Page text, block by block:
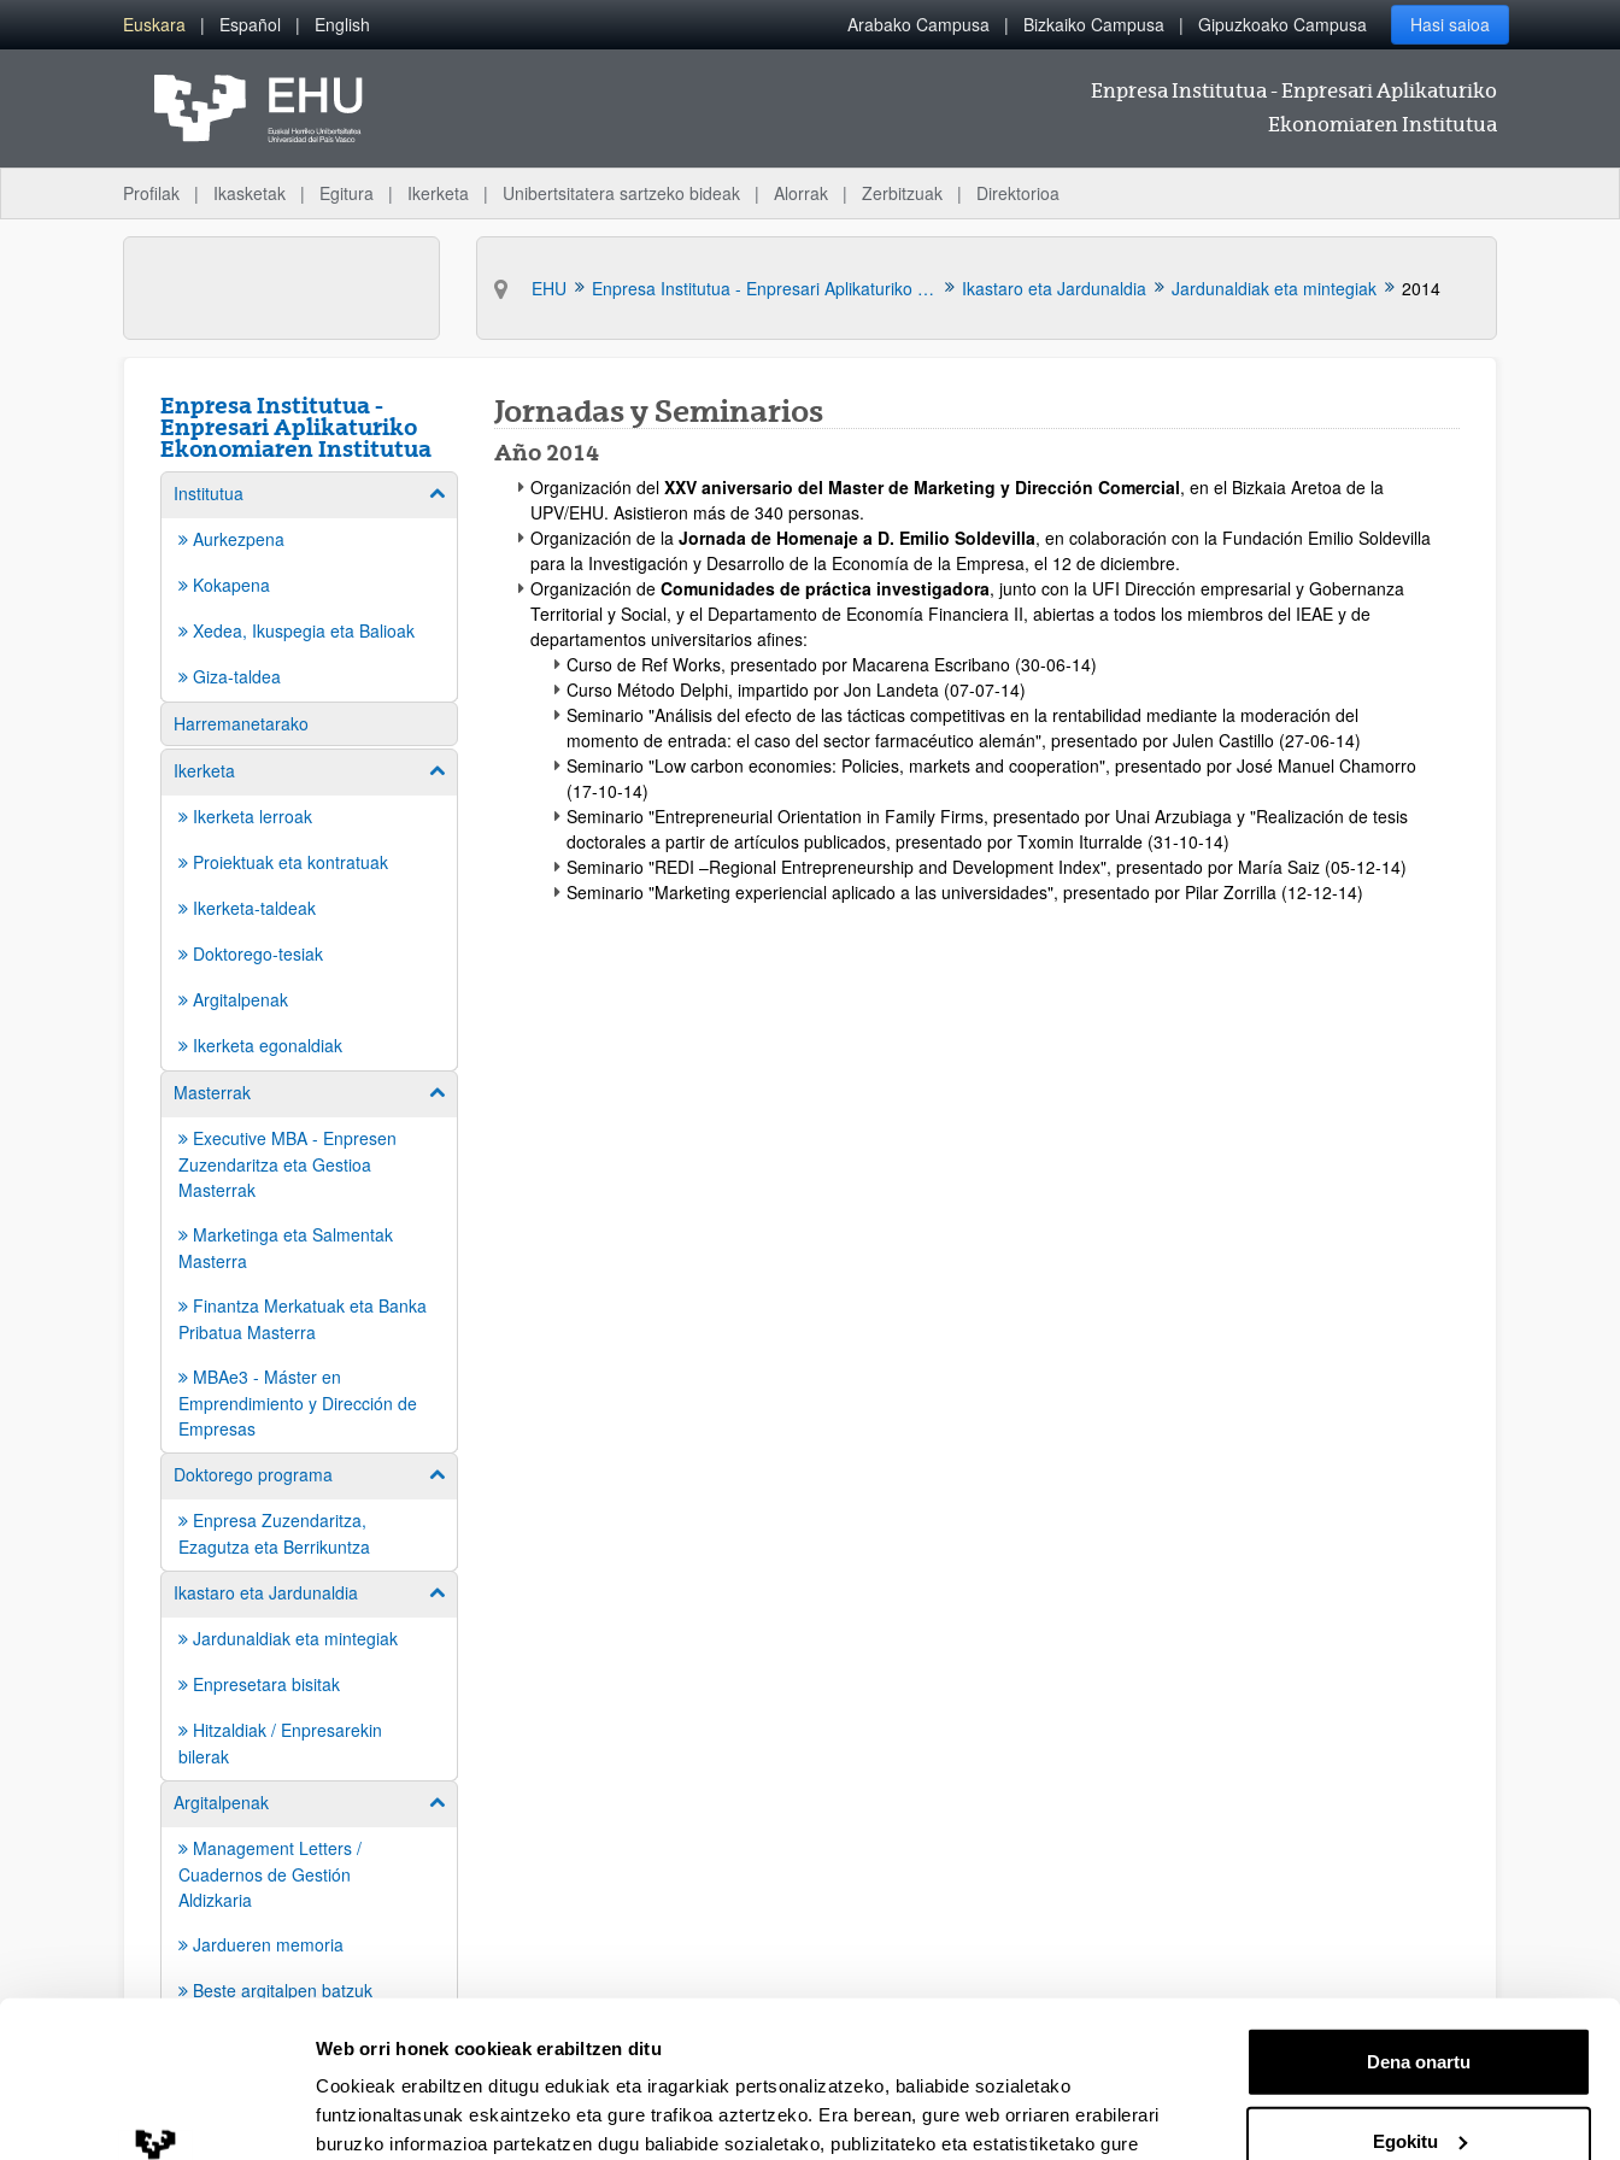
Web orri honek cookieak erabiltzen ditu
Cookieak erabiltzen ditugu edukiak eta iragarkiak pertsonalizatzeko, baliabide sozialetako
funtzionaltasunak eskaintzeko eta gure trafikoa aztertzeko. Era berean, gure web orriaren erabilerari
buruzko informazioa partekatzen dugu baliabide sozialetako, publizitateko eta estatistiketako gure
Dena onartu
Egokitu
Eduki nagusira joan
Euskara Español English Arabako Campusa Bizkaiko Campusa Gipuzkoako Campusa Hasi saioa
Enpresa Institutua - Enpresari Aplikaturiko
Ekonomiaren Institutua
Profilak Ikasketak Egitura Ikerketa Unibertsitatera sartzeko bideak Alorrak Zerbitzuak Direktorioa
EHU Enpresa Institutua - Enpresari Aplikaturiko Ekonomiaren Institutua Ikastaro eta Jardunaldia Jardunaldiak eta mintegiak 2014
Enpresa Institutua -
Enpresari Aplikaturiko
Ekonomiaren Institutua
Institutua Erakutsi/izkutatu azpiorriak
Aurkezpena
Kokapena
Xedea, Ikuspegia eta Balioak
Giza-taldea
Harremanetarako
Ikerketa
Erakutsi/izkutatu azpiorriak
Ikerketa lerroak
Proiektuak eta kontratuak
Ikerketa-taldeak
Doktorego-tesiak
Argitalpenak
Ikerketa egonaldiak
Masterrak
Erakutsi/izkutatu azpiorriak
Executive MBA - Enpresen
Zuzendaritza eta Gestioa
Masterrak
Marketinga eta Salmentak
Masterra
Finantza Merkatuak eta Banka
Pribatua Masterra
MBAe3 - Máster en
Emprendimiento y Dirección de
Empresas
Doktorego programa
Erakutsi/izkutatu azpiorriak
Enpresa Zuzendaritza,
Ezagutza eta Berrikuntza
Ikastaro eta Jardunaldia
Erakutsi/izkutatu azpiorriak
Jardunaldiak eta mintegiak
Enpresetara bisitak
Hitzaldiak / Enpresarekin
bilerak
Argitalpenak
Erakutsi/izkutatu azpiorriak
Management Letters /
Cuadernos de Gestión
Aldizkaria
Jardueren memoria
Beste argitalpen batzuk
Prentsa agerraldiak
Jornadas y Seminarios
Año 2014
Organización del XXV aniversario del Master de Marketing y Dirección Comercial, en el Bizkaia Aretoa de la
UPV/EHU. Asistieron más de 340 personas.
Organización de la Jornada de Homenaje a D. Emilio Soldevilla, en colaboración con la Fundación Emilio Soldevilla
para la Investigación y Desarrollo de la Economía de la Empresa, el 12 de diciembre.
Organización de Comunidades de práctica investigadora, junto con la UFI Dirección empresarial y Gobernanza
Territorial y Social, y el Departamento de Economía Financiera II, abiertas a todos los miembros del IEAE y de
departamentos universitarios afines:
Curso de Ref Works, presentado por Macarena Escribano (30-06-14)
Curso Método Delphi, impartido por Jon Landeta (07-07-14)
Seminario "Análisis del efecto de las tácticas competitivas en la rentabilidad mediante la moderación del
momento de entrada: el caso del sector farmacéutico alemán", presentado por Julen Castillo (27-06-14)
Seminario "Low carbon economies: Policies, markets and cooperation", presentado por José Manuel Chamorro
(17-10-14)
Seminario "Entrepreneurial Orientation in Family Firms, presentado por Unai Arzubiaga y "Realización de tesis
doctorales a partir de artículos publicados, presentado por Txomin Iturralde (31-10-14)
Seminario "REDI –Regional Entrepreneurship and Development Index", presentado por María Saiz (05-12-14)
Seminario "Marketing experiencial aplicado a las universidades", presentado por Pilar Zorrilla (12-12-14)